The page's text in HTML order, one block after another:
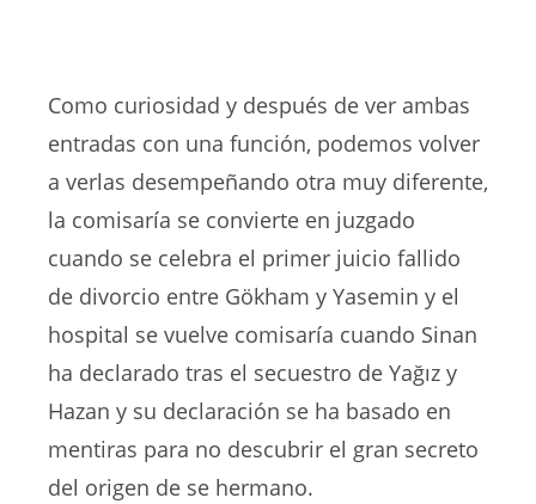
Como curiosidad y después de ver ambas
entradas con una función, podemos volver
a verlas desempeñando otra muy diferente,
la comisaría se convierte en juzgado
cuando se celebra el primer juicio fallido
de divorcio entre Gökham y Yasemin y el
hospital se vuelve comisaría cuando Sinan
ha declarado tras el secuestro de Yağız y
Hazan y su declaración se ha basado en
mentiras para no descubrir el gran secreto
del origen de se hermano.